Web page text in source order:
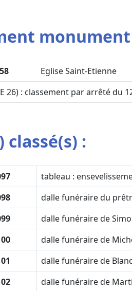
Eglise Saint-Etienne
26) : classement par arrêté du
classé(s) :
tableau :
dalle funéraire du
dalle funéraire de
dalle funéraire de
dalle funéraire de
dalle funéraire de